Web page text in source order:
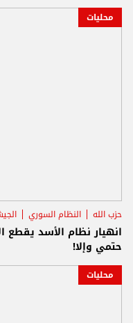
محليات
حزب الله النظام السوري
انهيار نظام الأسد يقطع
حتمي وإلا!
محليات